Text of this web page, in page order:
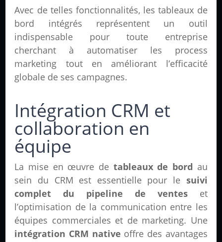
Avec de telles fonctionnalités, les tableaux de
bord intégrés représentent un outil
indispensable pour toute entreprise
cherchant à automatiser les process
marketing tout en améliorant l’efficacité
globale de ses campagnes.
Intégration CRM et
collaboration en
équipe
La mise en œuvre de tableaux de bord au
sein du CRM est essentielle pour le suivi
complet du pipeline de venteset
l’optimisation de la communication entre les
équipes commerciales et de marketing. Une
intégration CRM native offre des avantages